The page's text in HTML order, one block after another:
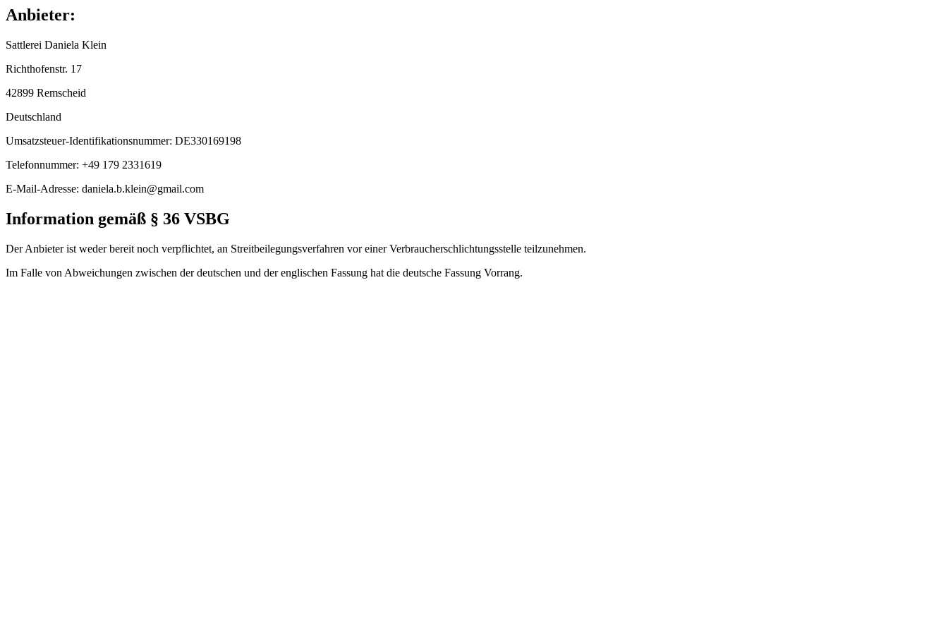
Anbieter:
Sattlerei Daniela Klein
Richthofenstr. 17
42899 Remscheid
Deutschland
Umsatzsteuer-Identifikationsnummer: DE330169198
Telefonnummer: +49 179 2331619
E-Mail-Adresse: daniela.b.klein@gmail.com
Information gemäß § 36 VSBG
Der Anbieter ist weder bereit noch verpflichtet, an Streitbeilegungsverfahren vor einer Verbraucherschlichtungsstelle teilzunehmen.
Im Falle von Abweichungen zwischen der deutschen und der englischen Fassung hat die deutsche Fassung Vorrang.